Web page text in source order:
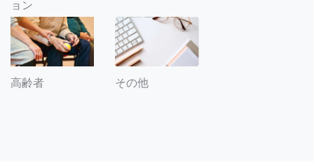
ョン
高齢者 その他